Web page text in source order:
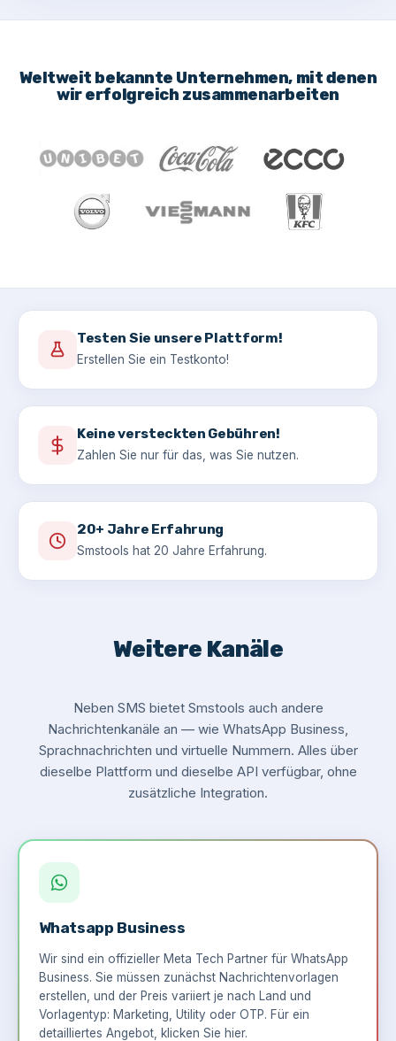
Weltweit bekannte Unternehmen, mit denen
wir erfolgreich zusammenarbeiten
Testen Sie unsere Plattform!
Erstellen Sie ein Testkonto!
Keine versteckten Gebühren!
Zahlen Sie nur für das, was Sie nutzen.
20+ Jahre Erfahrung
Smstools hat 20 Jahre Erfahrung.
Weitere Kanäle
Neben SMS bietet Smstools auch andere
Nachrichtenkanäle an — wie WhatsApp Business,
Sprachnachrichten und virtuelle Nummern. Alles über
dieselbe Plattform und dieselbe API verfügbar, ohne
zusätzliche Integration.
Whatsapp Business
Wir sind ein offizieller Meta Tech Partner für WhatsApp
Business. Sie müssen zunächst Nachrichtenvorlagen
erstellen, und der Preis variiert je nach Land und
Vorlagentyp: Marketing, Utility oder OTP. Für ein
detailliertes Angebot, klicken Sie hier.